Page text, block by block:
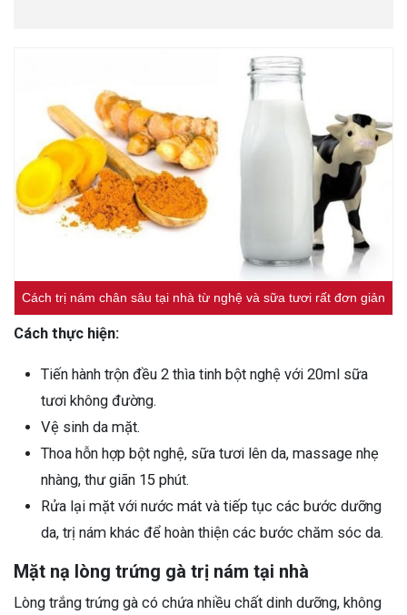
Cách trị nám chân sâu tại nhà từ nghệ và sữa tươi rất đơn giản
Cách thực hiện:
Tiến hành trộn đều 2 thìa tinh bột nghệ với 20ml sữa
tươi không đường.
Vệ sinh da mặt.
Thoa hỗn hợp bột nghệ, sữa tươi lên da, massage nhẹ
nhàng, thư giãn 15 phút.
Rửa lại mặt với nước mát và tiếp tục các bước dưỡng
da, trị nám khác để hoàn thiện các bước chăm sóc da.
Mặt nạ lòng trứng gà trị nám tại nhà
Lòng trắng trứng gà có chứa nhiều chất dinh dưỡng, không